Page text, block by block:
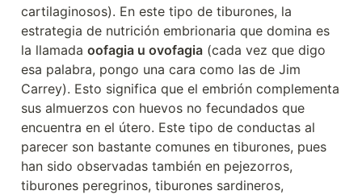
cartilaginosos). En este tipo de tiburones, la
estrategia de nutrición embrionaria que domina es
la llamada oofagia u ovofagia (cada vez que digo
esa palabra, pongo una cara como las de Jim
Carrey). Esto significa que el embrión complementa
sus almuerzos con huevos no fecundados que
encuentra en el útero. Este tipo de conductas al
parecer son bastante comunes en tiburones, pues
han sido observadas también en pejezorros,
tiburones peregrinos, tiburones sardineros,